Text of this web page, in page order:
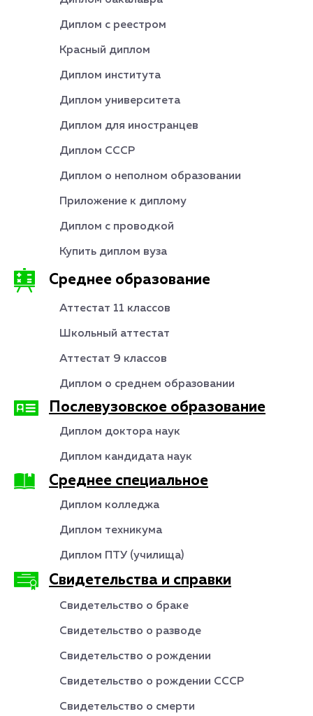
Диплом с реестром
Красный диплом
Диплом института
Диплом университета
Диплом для иностранцев
Диплом СССР
Диплом о неполном образовании
Приложение к диплому
Диплом с проводкой
Купить диплом вуза
Среднее образование
Аттестат 11 классов
Школьный аттестат
Аттестат 9 классов
Диплом о среднем образовании
Послевузовское образование
Диплом доктора наук
Диплом кандидата наук
Среднее специальное
Диплом колледжа
Диплом техникума
Диплом ПТУ (училища)
Свидетельства и справки
Свидетельство о браке
Свидетельство о разводе
Свидетельство о рождении
Свидетельство о рождении СССР
Свидетельство о смерти